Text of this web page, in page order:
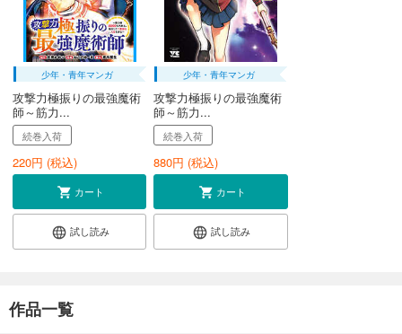
少年・青年マンガ
攻撃力極振りの最強魔術
師～筋力...
続巻入荷
220円 (税込)
カート
試し読み
少年・青年マンガ
攻撃力極振りの最強魔術
師～筋力...
続巻入荷
880円 (税込)
カート
試し読み
作品一覧